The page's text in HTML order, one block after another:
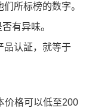
所标榜的数字。
有异味。
品认証，就等于
价格可以低至200